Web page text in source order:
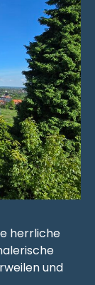
herrliche
und